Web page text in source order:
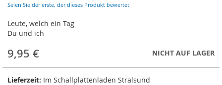
beginning
of
the
images
gallery
Seien Sie der erste, der dieses Produkt bewertet
Leute, welch ein Tag
Du und ich
9,95 € NICHT AUF LAGER
Lieferzeit: Im Schallplattenladen Stralsund